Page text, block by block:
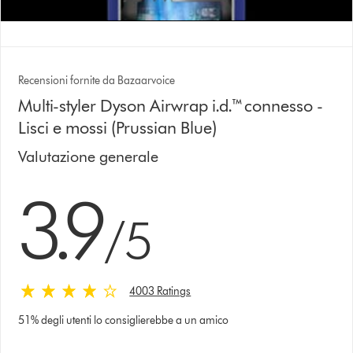
Recensioni fornite da Bazaarvoice
Multi-styler Dyson Airwrap i.d.™connesso -
Lisci e mossi (Prussian Blue)
Valutazione generale
3.9/5
4003 Ratings
51% degli utenti lo consiglierebbe a un amico